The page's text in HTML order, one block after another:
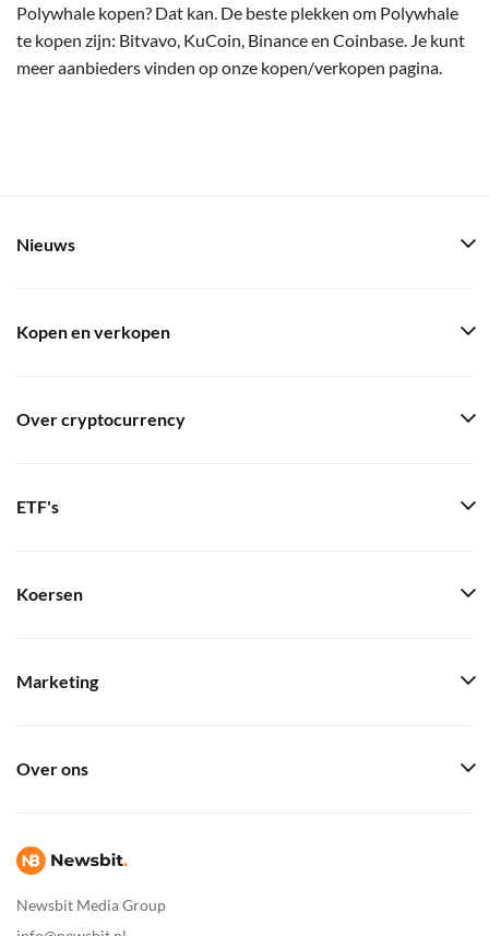
Polywhale kopen? Dat kan. De beste plekken om Polywhale
te kopen zijn: Bitvavo, KuCoin, Binance en Coinbase. Je kunt
meer aanbieders vinden op onze kopen/verkopen pagina.
Newsbit Media Group
Nieuws
Kopen en verkopen
Over cryptocurrency
ETF's
Koersen
Marketing
Over ons